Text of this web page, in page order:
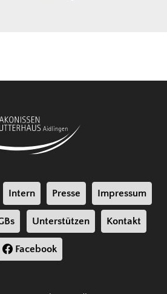
Intern Presse Impressum
Unterstützen Kontakt
Facebook